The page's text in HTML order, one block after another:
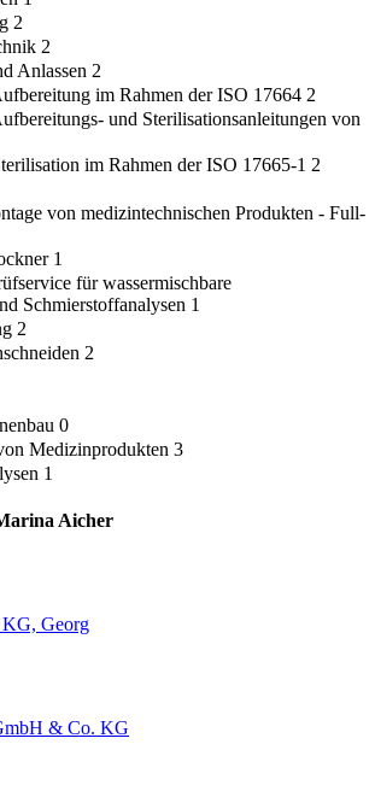
2
2
Anlassen 2
im Rahmen der ISO 17664 2
und Sterilisationsanleitungen von
im Rahmen der ISO 17665-1 2
von medizintechnischen Produkten - Full-
1
für wassermischbare
Schmierstoffanalysen 1
2
2
0
Medizinprodukten 3
1
Aicher
Georg
& Co. KG